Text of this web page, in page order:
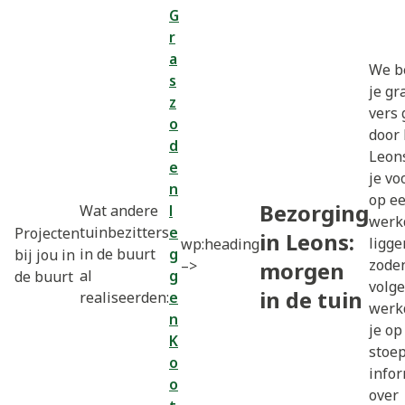
Projecten
bij jou in
de buurt
Wat andere
tuinbezitters
in de buurt
al
realiseerden:
G
r
a
s
z
o
d
e
n
l
e
g
g
e
n
K
o
o
wp:heading
–>
Bezorging
in Leons:
morgen
in de tuin
We
je
vers
door
je
op
je
over